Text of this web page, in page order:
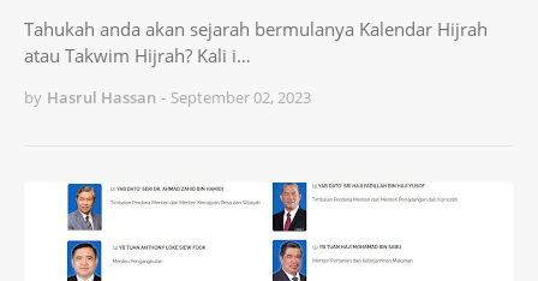
Tahukah anda akan sejarah bermulanya Kalendar Hijrah
atau Takwim Hijrah? Kali i…
by Hasrul Hassan - September 02, 2023